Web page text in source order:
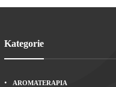
Kategorie
AROMATERAPIA